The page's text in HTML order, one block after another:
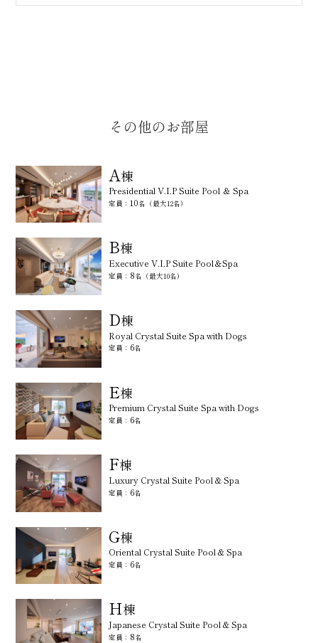
その他のお部屋
A棟
Presidential V.I.P Suite Pool ＆ Spa
定員：10名（最大12名）
B棟
Executive V.I.P Suite Pool＆Spa
定員： 8名（最大10名）
D棟
Royal Crystal Suite Spa with Dogs
定員： 6名
E棟
Premium Crystal Suite Spa with Dogs
定員： 6名
F棟
Luxury Crystal Suite Pool & Spa
定員： 6名
G棟
Oriental Crystal Suite Pool & Spa
定員： 6名
H棟
Japanese Crystal Suite Pool & Spa
定員： 8名